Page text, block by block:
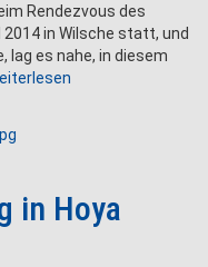
Rendezvous des
2014 in Wilsche statt, und
lag es nahe, in diesem
in Hoya